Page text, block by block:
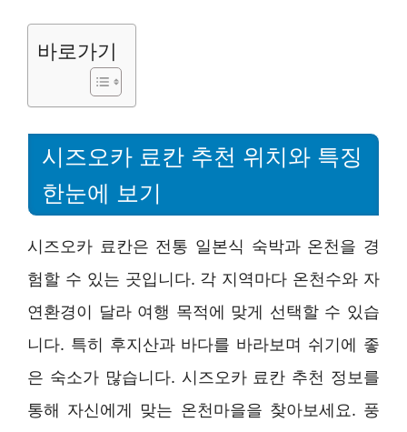
바로가기
시즈오카 료칸 추천 위치와 특징
한눈에 보기
시즈오카 료칸은 전통 일본식 숙박과 온천을 경
험할 수 있는 곳입니다. 각 지역마다 온천수와 자
연환경이 달라 여행 목적에 맞게 선택할 수 있습
니다. 특히 후지산과 바다를 바라보며 쉬기에 좋
은 숙소가 많습니다. 시즈오카 료칸 추천 정보를
통해 자신에게 맞는 온천마을을 찾아보세요. 풍